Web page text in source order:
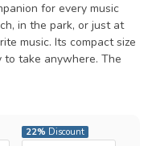
for every music
in the park, or just at
music. Its compact size
to take anywhere. The
22% Discount